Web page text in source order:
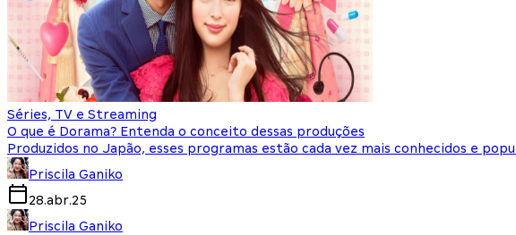
Séries, TV e Streaming
O que é Dorama? Entenda o conceito dessas produções
Produzidos no Japão, esses programas estão cada vez mais conhecidos e
Priscila Ganiko
28.abr.25
Priscila Ganiko